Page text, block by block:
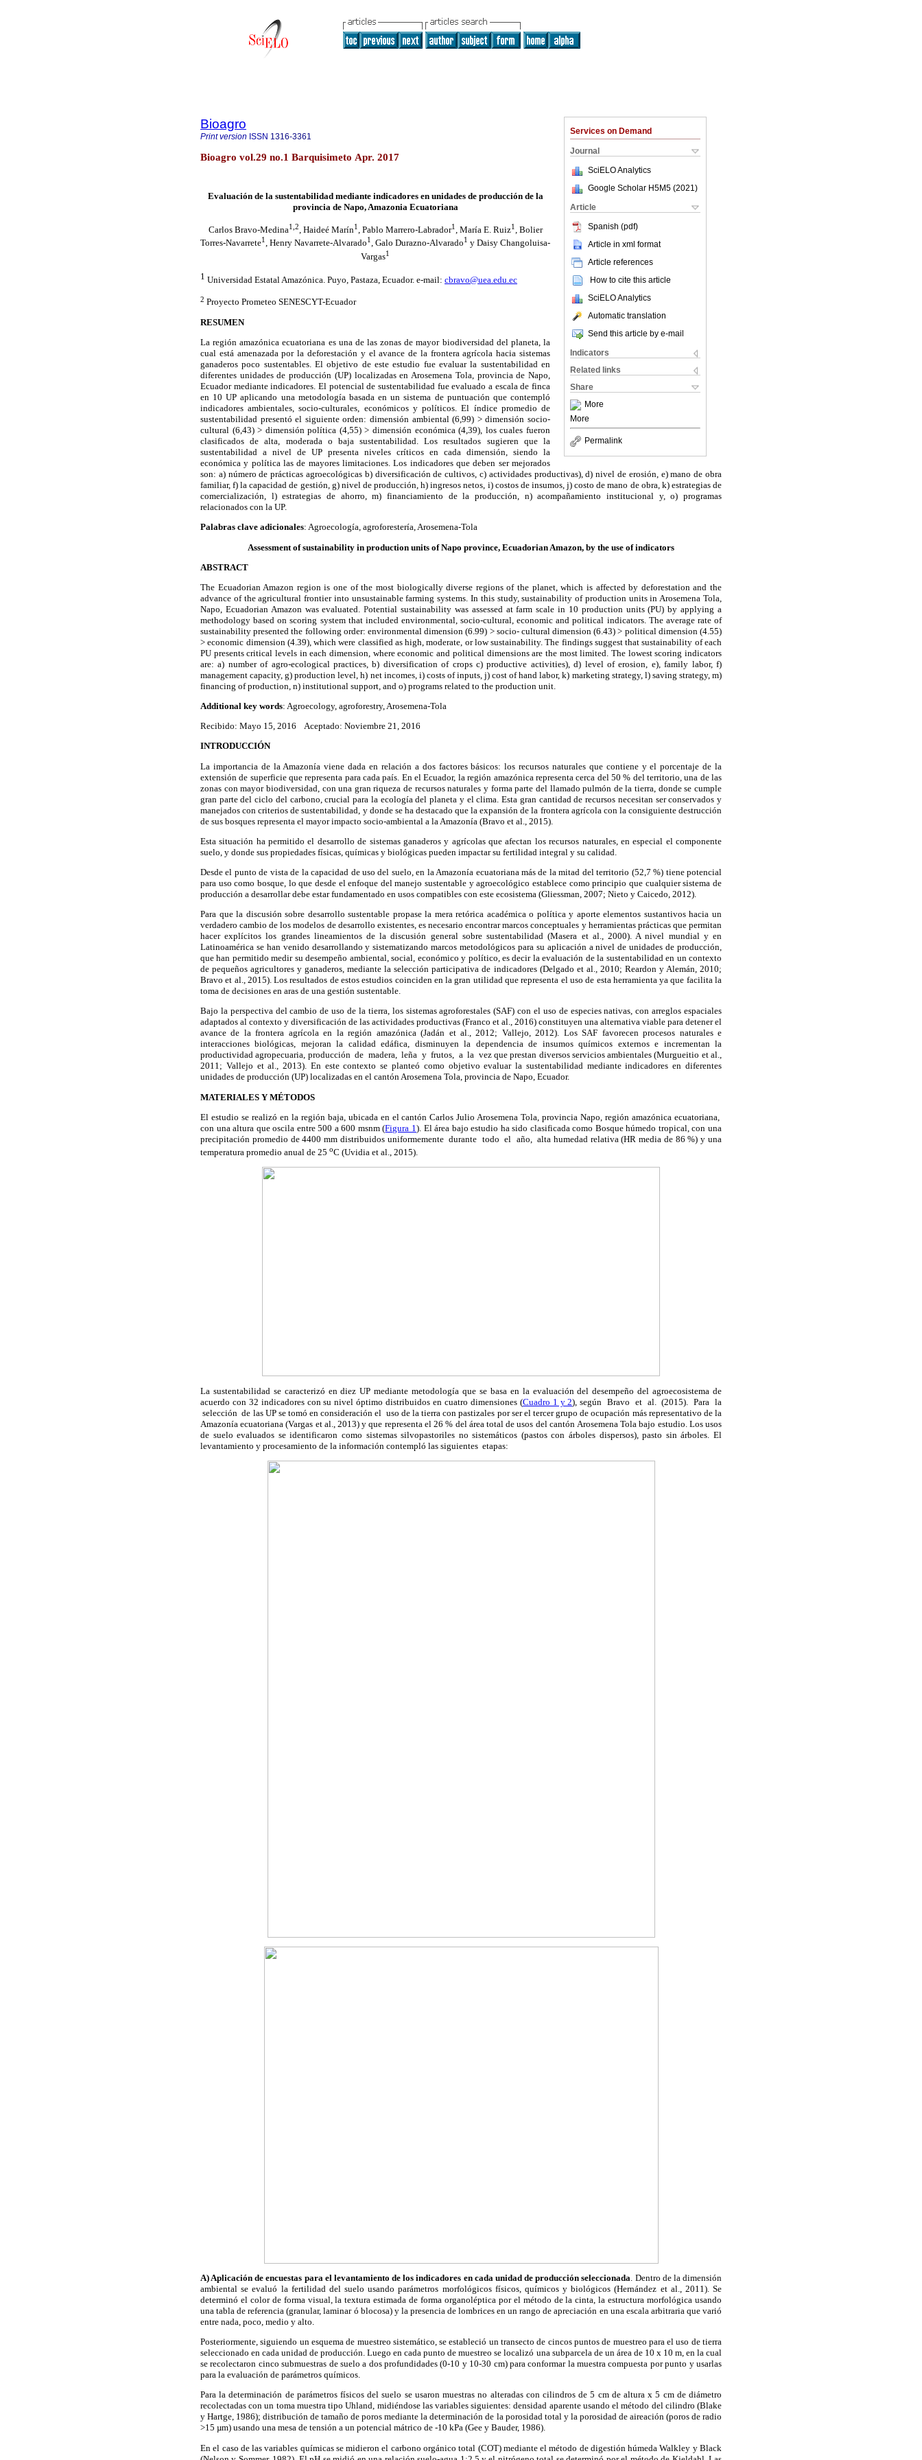
Services on Demand
Journal
SciELO Analytics
Google Scholar H5M5 (2021 )
Article
Spanish (pdf)
Article in xml format
Article references
How to cite this article
SciELO Analytics
Automatic translation
Send this article by e-mail
Indicators
Related links
Share
More
More
Permalink
Bioagro
Print version ISSN 1316-3361
Bioagro vol.29 no.1 Barquisimeto Apr. 2017
Evaluación de la sustentabilidad mediante indicadores en unidades de producción de la
provincia de Napo, Amazonia Ecuatoriana
Carlos Bravo-Medina1,2 , Haideé Marín1 , Pablo Marrero-Labrador1 , María E. Ruiz1
, Bolier
Torres-Navarrete1, Henry Navarrete-Alvarado1, Galo Durazno-Alvarado1 y Daisy Changoluisa-
Vargas1
1 Universidad Estatal Amazónica. Puyo, Pastaza, Ecuador. e-mail: cbravo@uea.edu.ec
2 Proyecto Prometeo SENESCYT-Ecuador
RESUMEN
La región amazónica ecuatoriana es una de las zonas de mayor biodiversidad del planeta, la
cual está amenazada por la deforestación y el avance de la frontera agrícola hacia sistemas
ganaderos poco sustentables. Elobjetivo de este estudio fue evaluar la sustentabilidad en
diferentes unidades de producción (UP) localizadas en Arosemena Tola, provincia de Napo,
Ecuador mediante indicadores. El potencial de sustentabilidad fue evaluado a escala de finca
en 10 UP aplicando una metodología basada en un sistema de puntuación que contempló
indicadores ambientales, socio-culturales, económicos y políticos.El índice promedio de
sustentabilidad presentó el siguiente orden: dimensión ambiental (6,99) > dimensión socio-
cultural (6,43) > dimensión política (4,55) > dimensión económica (4,39), los cuales fueron
clasificados de alta, moderada o bajasustentabilidad. Los resultados sugieren que la
sustentabilidad a nivel de UP presenta niveles críticos en cada dimensión, siendo la
económica y política las de mayores limitaciones. Los indicadores que deben ser mejorados
son: a) número de prácticas agroecológicas b) diversificación de cultivos, c) actividades productivas), d) nivel de erosión, e) mano de obra
familiar, f) la capacidad de gestión, g) nivel de producción, h) ingresos netos, i) costos de insumos, j) costo de mano de obra, k) estrategias de
comercialización, l) estrategias de ahorro, m) financiamiento de la producción, n) acompañamiento institucional y, o) programas
relacionados con la UP.
Palabras clave adicionales: Agroecología, agroforestería, Arosemena-Tola
Assessment of sustainability in production units of Napo province, Ecuadorian Amazon, by the use of indicators
ABSTRACT
The Ecuadorian Amazon region is one of the most biologically diverse regions of the planet, which is affected by deforestation and the
advance of the agricultural frontier into unsustainable farming systems. In this study, sustainability of production units in Arosemena Tola,
Napo, Ecuadorian Amazon was evaluated. Potential sustainability was assessed at farm scale in 10 production units (PU) by applying a
methodology based on scoring system that included environmental, socio-cultural, economic and political indicators. The average rate of
sustainability presented the following order: environmental dimension (6.99) > socio- cultural dimension (6.43) > political dimension (4.55)
> economic dimension (4.39), which were classified as high, moderate, or low sustainability. The findings suggest that sustainability of each
PU presents critical levels in each dimension, where economic and political dimensions are the most limited. The lowest scoring indicators
are: a) number of agro-ecological practices, b) diversification of crops c) productive activities), d) level of erosion, e), family labor, f)
management capacity, g) production level, h) net incomes, i) costs of inputs, j) cost of hand labor, k) marketing strategy, l) saving strategy, m)
financing of production, n) institutional support, and o) programs related to the production unit.
Additional key words: Agroecology, agroforestry, Arosemena-Tola
Recibido: Mayo 15, 2016 Aceptado: Noviembre 21, 2016
INTRODUCCIÓN
La importancia de la Amazonía viene dada en relación a dos factores básicos: los recursos naturales que contiene y el porcentaje de la
extensión de superficie que representa para cada país. En el Ecuador, la región amazónica representa cerca del 50 % del territorio, una de las
zonas con mayor biodiversidad, con una gran riqueza de recursos naturales y forma parte del llamado pulmón de la tierra, donde se cumple
gran parte del ciclo del carbono, crucial para la ecología del planeta y el clima.Esta gran cantidad de recursos necesitan ser conservados y
manejados con criterios de sustentabilidad, y donde se ha destacado que la expansión de la frontera agrícola con la consiguiente destrucción
de sus bosques representa el mayor impacto socio-ambiental a la Amazonía (Bravo et al., 2015).
Esta situación ha permitido el desarrollo de sistemas ganaderos y agrícolas que afectan los recursos naturales, en especial el componente
suelo, y donde sus propiedades físicas, químicas y biológicas pueden impactar su fertilidad integral y su calidad.
Desde el punto de vista de la capacidad de uso del suelo, en la Amazonía ecuatoriana más de la mitad del territorio (52,7 %) tiene potencial
para uso como bosque, lo que desde el enfoque del manejo sustentable y agroecológico establece como principio que cualquier sistema de
producción a desarrollar debe estar fundamentado en usos compatibles con este ecosistema (Gliessman, 2007; Nieto y Caicedo, 2012).
Para que la discusión sobre desarrollo sustentable propase la mera retórica académica o política y aporte elementos sustantivos hacia un
verdadero cambio de los modelos de desarrollo existentes, es necesario encontrar marcos conceptuales y herramientas prácticas que permitan
hacer explícitos los grandes lineamientos de la discusión general sobre sustentabilidad (Masera et al., 2000). A nivel mundial y en
Latinoamérica se han venido desarrollando y sistematizando marcos metodológicos para su aplicación a nivel de unidades de producción,
que han permitido medir su desempeño ambiental, social, económico y político, es decir la evaluación de la sustentabilidad en un contexto
de pequeños agricultores y ganaderos, mediante la selección participativa de indicadores (Delgado et al.,2010; Reardon y Alemán, 2010;
Bravo et al., 2015). Los resultados de estos estudios coinciden en la gran utilidad que representa el uso de esta herramienta ya que facilita la
toma de decisiones en aras de una gestión sustentable.
Bajo la perspectiva del cambio de uso de la tierra, los sistemas agroforestales (SAF) con el uso de especies nativas, con arreglos espaciales
adaptados al contexto y diversificación de las actividades productivas (Franco et al., 2016) constituyen una alternativa viable para detener el
avance de la frontera agrícola en la región amazónica (Jadán et al., 2012; Vallejo, 2012). Los SAF favorecen procesos naturales e
interacciones biológicas, mejoran la calidad edáfica, disminuyen la dependencia de insumos químicos externos e incrementan la
productividad agropecuaria, producción de madera, leña y frutos, a la vez que prestan diversos servicios ambientales (Murgueitio et al.,
2011; Vallejo et al., 2013). En este contexto se planteó como objetivo evaluar la sustentabilidad mediante indicadores en diferentes
unidades de producción (UP) localizadas en el cantón Arosemena Tola, provincia de Napo, Ecuador.
MATERIALES Y MÉTODOS
El estudio se realizó en la región baja, ubicada en el cantónCarlos Julio Arosemena Tola , provincia Napo, región amazónica ecuatoriana,
con una altura que oscila entre 500 a 600 msnm (Figura 1 ). El área bajo estudio ha sido clasificada como Bosque húmedo tropical, con una
precipitación promedio de 4400 mm distribuidos uniformemente durante todo el año, alta humedad relativa (HR media de 86 %) y una
temperatura promedio anual de 25 oC (Uvidia et al., 2015).
La sustentabilidad se caracterizó en diez UP mediante metodologíaque se basa en la evaluación del desempeño del agroecosistema de
acuerdo con 32 indicadores con su nivel óptimo distribuidos en cuatro dimensiones (Cuadro 1 y 2), según Bravo et al. (2015).Para la
selección de las UP se tomó en consideración el uso de la tierra con pastizales por ser el tercer grupo de ocupación más representativo de la
Amazonía ecuatoriana (Vargas et al., 2013) y que representa el 26 % del área total de usos del cantón Arosemena Tolabajo estudio. Los usos
de suelo evaluados se identificaron como sistemas silvopastoriles no sistemáticos (pastos con árboles dispersos), pasto sin árboles. El
levantamiento y procesamiento de la información contempló las siguientes etapas:
A) Aplicación de encuestas para el levantamiento de los indicadores en cada unidad de producción seleccionada. Dentro de la dimensión
ambiental se evaluó la fertilidad del suelo usando parámetros morfológicos físicos, químicos y biológicos (Hernández et al., 2011). Se
determinó el color de forma visual, la textura estimada de forma organoléptica por el método de la cinta, la estructura morfológica usando
una tabla de referencia (granular, laminar ó blocosa) y la presencia de lombrices en un rango de apreciación en una escala arbitraria que varió
entre nada, poco, medio y alto.
Posteriormente, siguiendo un esquema de muestreo sistemático, se estableció un transecto de cincos puntos de muestreo para el uso de tierra
seleccionado en cada unidad de producción. Luego en cada punto de muestreo se localizó una subparcela de un área de 10 x 10 m, en la cual
se recolectaron cinco submuestras de suelo a dos profundidades (0-10 y 10-30 cm) para conformar la muestra compuesta por punto y usarlas
para la evaluación de parámetros químicos.
Para la determinación de parámetros físicos del suelo se usaron muestras no alteradas con cilindros de 5 cm de altura x 5 cm de diámetro
recolectadas con un toma muestra tipo Uhland, midiéndose las variables siguientes:densidad aparente usando el método del cilindro (Blake
y Hartge, 1986); distribución de tamaño de poros mediante la determinación de la porosidad total y la porosidad de aireación (poros de radio
>15 µm) usando una mesa de tensión a un potencial mátrico de -10 kPa (Gee y Bauder, 1986).
En el caso de las variables químicas se midieron el carbono orgánico total (COT) mediante el método de digestión húmeda Walkley y Black